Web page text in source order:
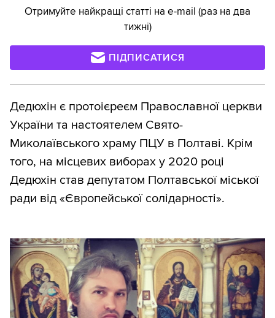
Отримуйте найкращі статті на e-mail (раз на два
тижні)
ПІДПИСАТИСЯ
Дедюхін є протоієреєм Православної церкви
України та настоятелем Свято-
Миколаївського храму ПЦУ в Полтаві. Крім
того, на місцевих виборах у 2020 році
Дедюхін став депутатом Полтавської міської
ради від «Європейської солідарності».